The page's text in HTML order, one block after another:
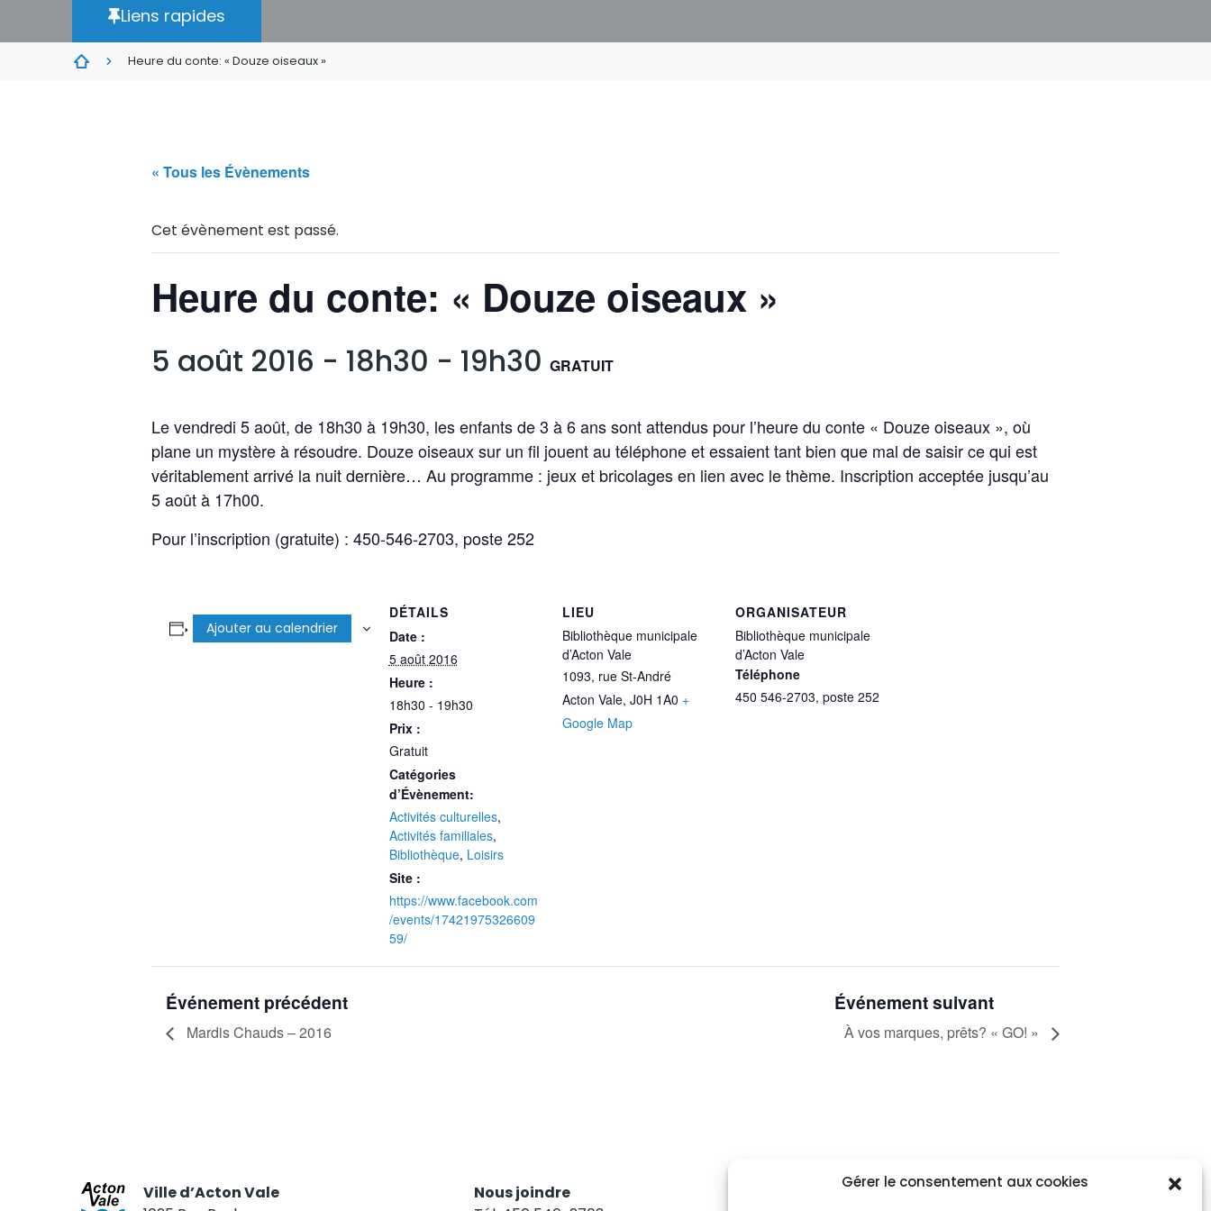
Gérer le consentement aux cookies
Liens rapides
Heure du conte: « Douze oiseaux »
« Tous les Évènements
Cet évènement est passé.
Heure du conte: « Douze oiseaux »
5 août 2016 - 18h30 - 19h30 GRATUIT
Le vendredi 5 août, de 18h30 à 19h30, les enfants de 3 à 6 ans sont attendus pour l’heure du conte « Douze oiseaux », où
plane un mystère à résoudre. Douze oiseaux sur un fil jouent au téléphone et essaient tant bien que mal de saisir ce qui est
véritablement arrivé la nuit dernière… Au programme : jeux et bricolages en lien avec le thème. Inscription acceptée jusqu’au
5 août à 17h00.
Pour l’inscription (gratuite) : 450-546-2703, poste 252
Ajouter au calendrier
DÉTAILS
Date :
5 août 2016
Heure :
18h30 - 19h30
Prix :
Gratuit
Catégories
d’Évènement:
Activités culturelles,
Activités familiales,
Bibliothèque, Loisirs
Site :
https://www.facebook.com
/events/17421975326609
59/
LIEU
Bibliothèque municipale
d’Acton Vale
1093, rue St-André
Acton Vale, J0H 1A0 +
Google Map
ORGANISATEUR
Bibliothèque municipale
d’Acton Vale
Téléphone
450 546-2703, poste 252
Événement précédent
Mardis Chauds – 2016
Événement suivant
À vos marques, prêts? « GO! »
Ville d’Acton Vale
Nous joindre
Restez informés